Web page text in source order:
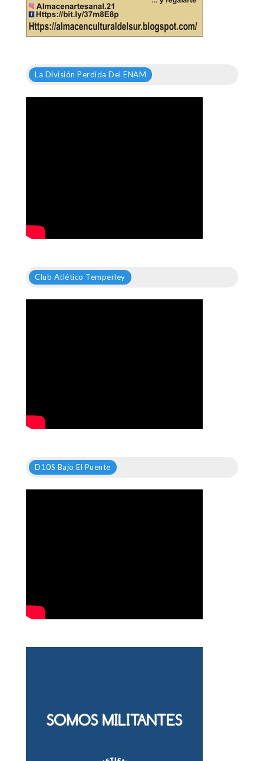
La División Perdida Del ENAM
Club Atlético Temperley
D10S Bajo El Puente